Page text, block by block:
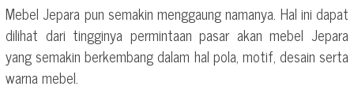
Mebel Jepara pun semakin menggaung namanya. Hal ini dapat
dilihat dari tingginya permintaan pasar akan mebel Jepara
yang semakin berkembang dalam hal pola, motif, desain serta
warna mebel.